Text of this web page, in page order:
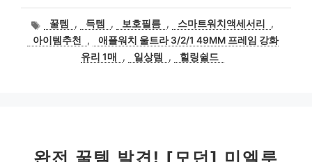
태
그
꿀템 , 득템 , 보호필름 , 스마트워치액세서리
,
아이템추천
,
애플워치 울트라 3/2/1 49MM 프레임 강화
유리 1매
, 일상템 , 힐링쉴드
완전 꿀템 발견! [모던] 미엘루